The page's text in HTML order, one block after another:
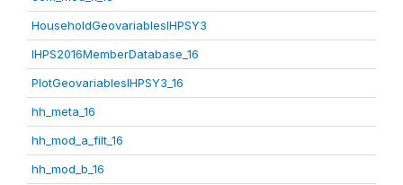
HouseholdGeovariablesIHPSY3
IHPS2016MemberDatabase_16
PlotGeovariablesIHPSY3_16
hh_meta_16
hh_mod_a_filt_16
hh_mod_b_16